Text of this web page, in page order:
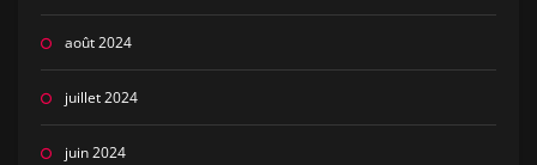
août 2024
juillet 2024
juin 2024